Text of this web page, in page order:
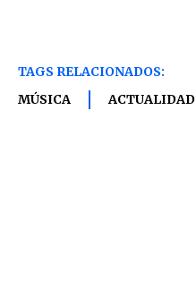
TAGS RELACIONADOS:
MÚSICA
ACTUALIDAD